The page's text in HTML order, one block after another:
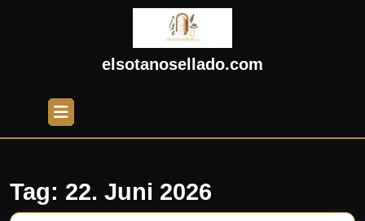
elsotanosellado.com
Open
Button
Tag: 22. Juni 2026